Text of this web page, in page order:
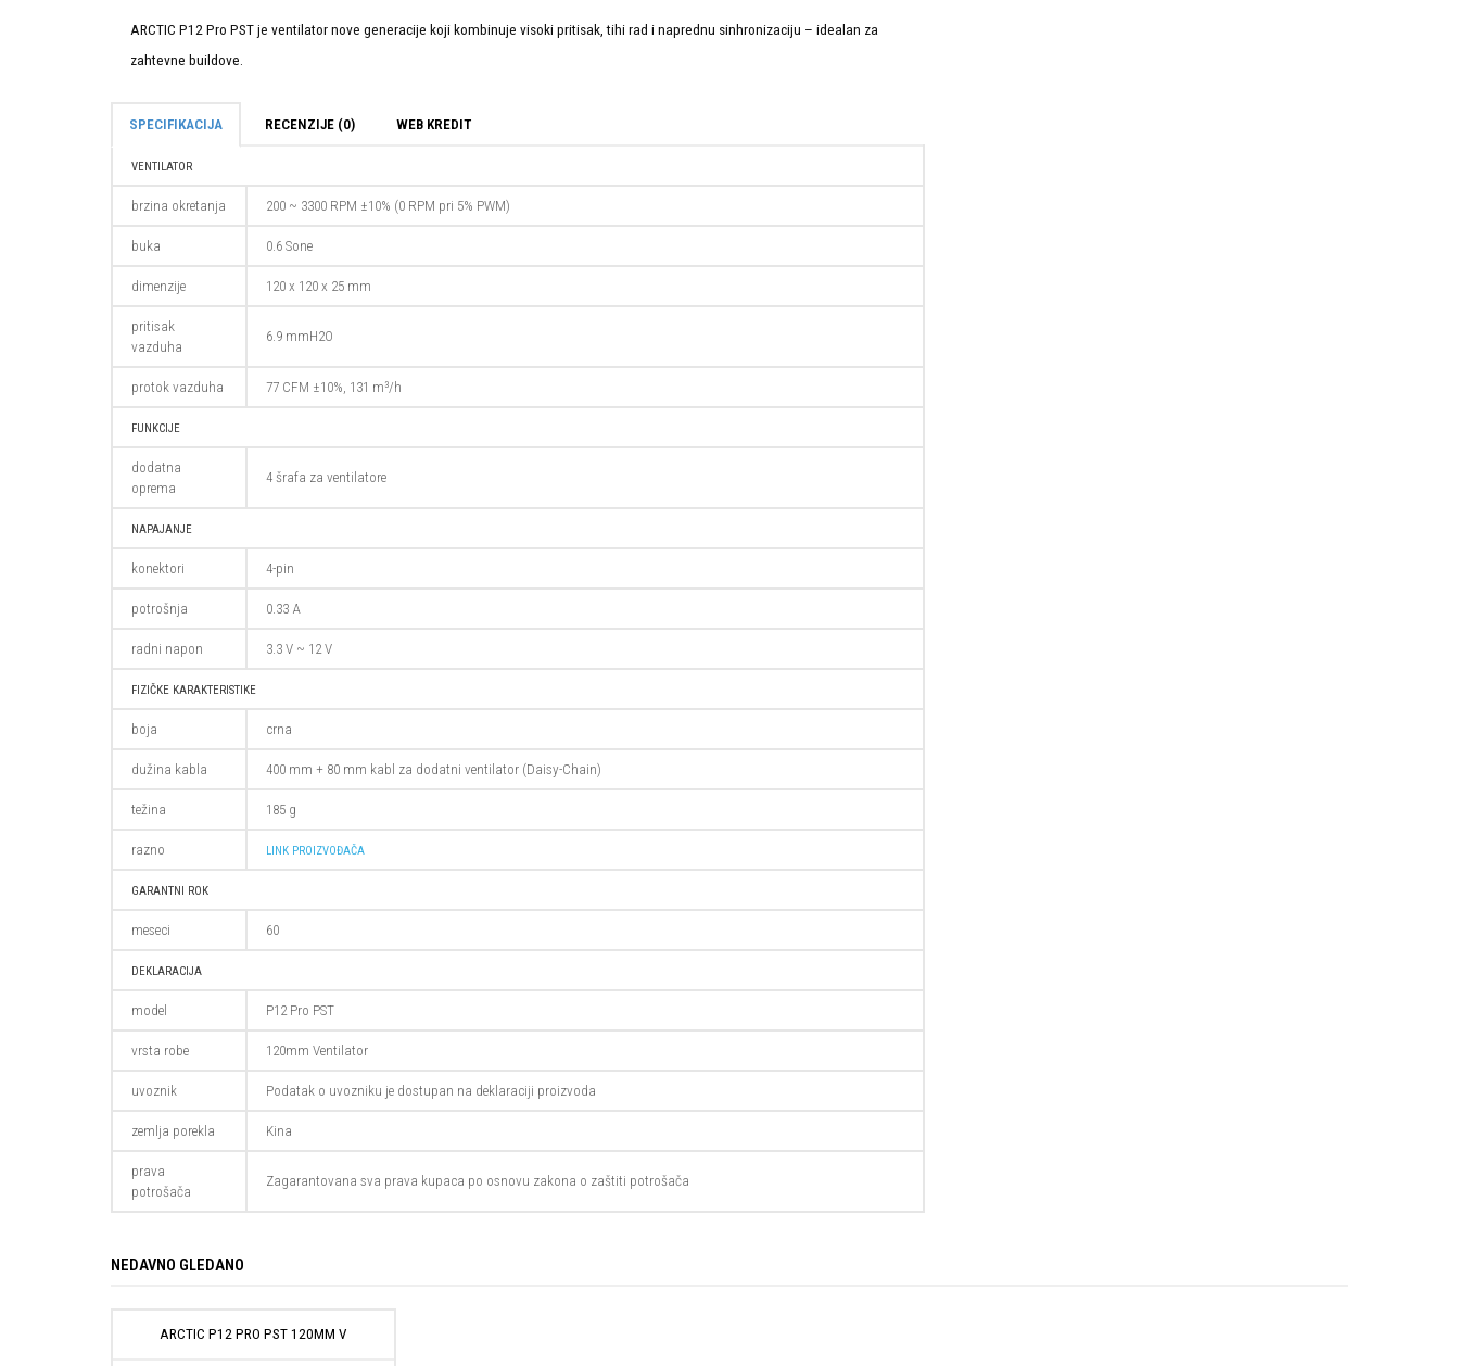
ARCTIC P12 Pro PST je ventilator nove generacije koji kombinuje visoki pritisak, tihi rad i naprednu sinhronizaciju – idealan za
zahtevne buildove.
SPECIFIKACIJA RECENZIJE (0) WEB KREDIT
VENTILATOR
brzina okretanja 200 ~ 3300 RPM ±10% (0 RPM pri 5% PWM)
buka 0.6 Sone
dimenzije 120 x 120 x 25 mm
pritisak
vazduha
6.9 mmH2O
protok vazduha 77 CFM ±10%, 131 m³/h
FUNKCIJE
dodatna
oprema
4 šrafa za ventilatore
NAPAJANJE
konektori 4-pin
potrošnja 0.33 A
radni napon 3.3 V ~ 12 V
FIZIČKE KARAKTERISTIKE
boja crna
dužina kabla 400 mm + 80 mm kabl za dodatni ventilator (Daisy-Chain)
težina 185 g
razno LINK PROIZVOĐAČA
GARANTNI ROK
meseci 60
DEKLARACIJA
model P12 Pro PST
vrsta robe 120mm Ventilator
uvoznik Podatak o uvozniku je dostupan na deklaraciji proizvoda
zemlja porekla Kina
prava
potrošača
Zagarantovana sva prava kupaca po osnovu zakona o zaštiti potrošača
NEDAVNO GLEDANO
ARCTIC P12 PRO PST 120MM V